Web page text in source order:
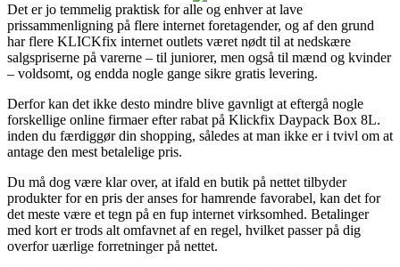
Det er jo temmelig praktisk for alle og enhver at lave
prissammenligning på flere internet foretagender, og af den grund
har flere KLICKfix internet outlets været nødt til at nedskære
salgspriserne på varerne – til juniorer, men også til mænd og kvinder
– voldsomt, og endda nogle gange sikre gratis levering.
Derfor kan det ikke desto mindre blive gavnligt at eftergå nogle
forskellige online firmaer efter rabat på Klickfix Daypack Box 8L.
inden du færdiggør din shopping, således at man ikke er i tvivl om at
antage den mest betalelige pris.
Du må dog være klar over, at ifald en butik på nettet tilbyder
produkter for en pris der anses for hamrende favorabel, kan det for
det meste være et tegn på en fup internet virksomhed. Betalinger
med kort er trods alt omfavnet af en regel, hvilket passer på dig
overfor uærlige forretninger på nettet.